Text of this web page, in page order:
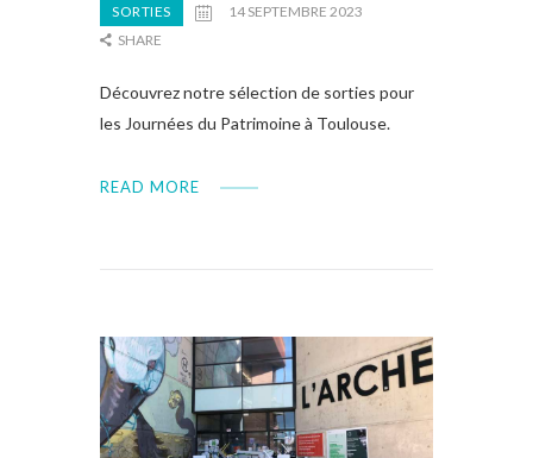
SORTIES
14 SEPTEMBRE 2023
SHARE
Découvrez notre sélection de sorties pour
les Journées du Patrimoine à Toulouse.
READ MORE